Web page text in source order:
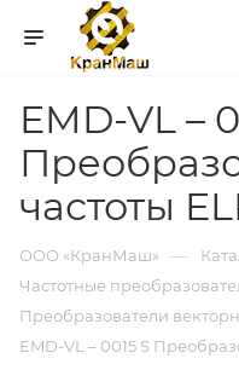
EMD-VL –
частоты
ООО «КранМаш» —
Частотные
Преобразователи
EMD-VL – 0015 S